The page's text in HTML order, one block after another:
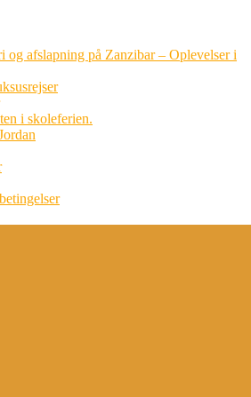
og afslapning på Zanzibar – Oplevelser i
i skoleferien.